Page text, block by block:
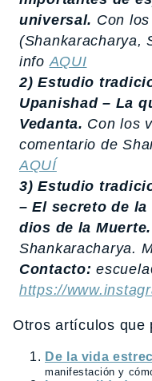
universal. Con
(Shankaracharya,
info AQUI
2) Estudio
Upanishad – La
Vedanta. Con los
comentario de
AQUÍ
3) Estudio
– El secreto de
dios de la Muerte.
Shankaracharya.
Contacto:
https://
Otros artículos que
De la vida
manifestación y